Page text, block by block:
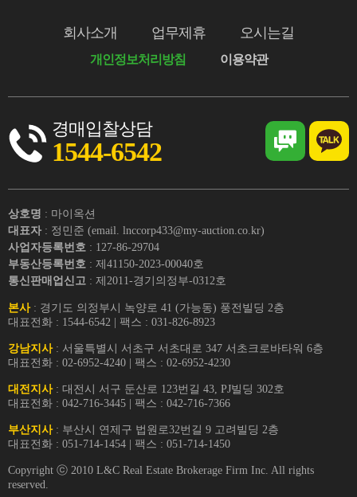
회사소개 업무제휴 오시는길
개인정보처리방침 이용약관
경매입찰상담
1544-6542
상호명 : 마이옥션
대표자 : 정민준 (email. lnccorp433@my-auction.co.kr)
사업자등록번호 : 127-86-29704
부동산등록번호 : 제41150-2023-00040호
통신판매업신고 : 제2011-경기의정부-0312호
본사: 경기도 의정부시 녹양로 41 (가능동) 풍전빌딩 2층
대표전화 : 1544-6542 | 팩스 : 031-826-8923
강남지사: 서울특별시 서초구 서초대로 347 서초크로바타워 6층
대표전화 : 02-6952-4240 | 팩스 : 02-6952-4230
대전지사: 대전시 서구 둔산로 123번길 43, PJ빌딩 302호
대표전화 : 042-716-3445 | 팩스 : 042-716-7366
부산지사: 부산시 연제구 법원로32번길 9 고려빌딩 2층
대표전화 : 051-714-1454 | 팩스 : 051-714-1450
Copyright ⓒ 2010 L&C Real Estate Brokerage Firm Inc. All rights
reserved.